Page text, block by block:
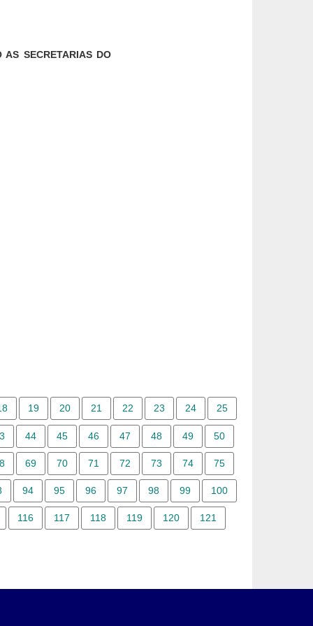
AS SECRETARIAS DO
19 20 21 22 23 24 25
44 45 46 47 48 49 50
69 70 71 72 73 74 75
94 95 96 97 98 99 100
116 117 118 119 120 121